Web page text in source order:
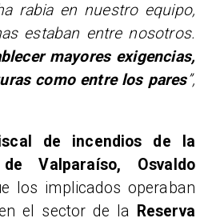
rabia en nuestro equipo,
estaban entre nosotros.
mayores exigencias,
como entre los pares”,
de incendios de la
Valparaíso, Osvaldo
los implicados operaban
el sector de la Reserva